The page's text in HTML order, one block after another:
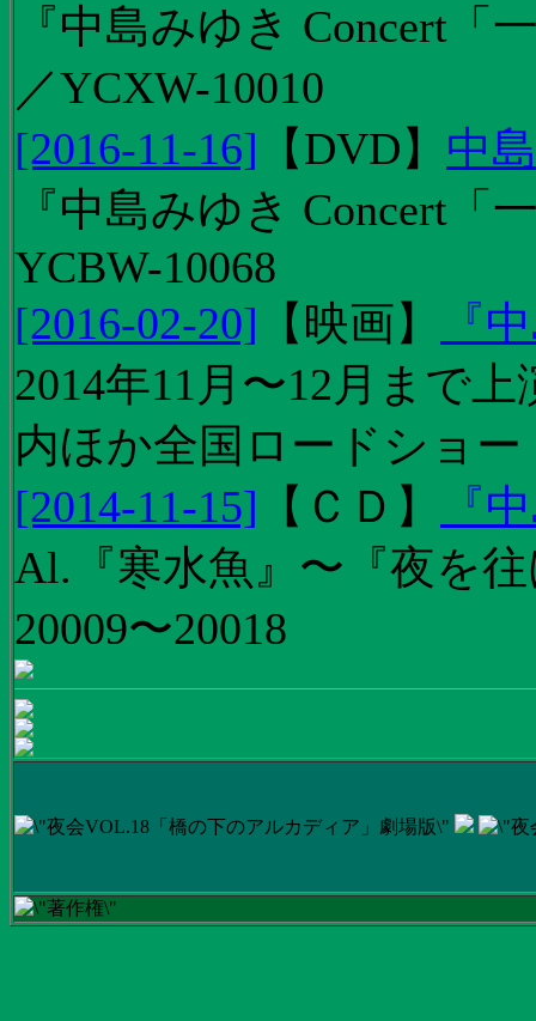
『中島みゆき Concert
／YCXW-10010
[2016-11-16] 【DVD】 中
『中島みゆき Concert
YCBW-10068
[2016-02-20] 【 映画】
『
2014年11月〜12月まで
内ほか全国ロードショー
[2014-11-15] 【 ＣＤ 】
『
Al.『寒水魚』〜『夜を
20009〜20018